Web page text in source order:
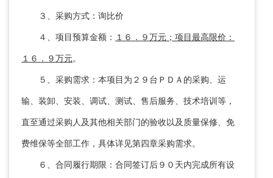
３、采购方式：询比价
４、项目预算金额： １６．９万元；项目最高限价：
１６．９万元。
５、采购需求：本项目为２９台ＰＤＡ的采购、运
输、装卸、安装、调试、测试、售后服务、技术培训等，
直至通过采购人及其他相关部门的验收以及质量保修、免
费维保等全部工作，具体详见第四章采购需求。
６、合同履行期限：合同签订后９０天内完成所有设